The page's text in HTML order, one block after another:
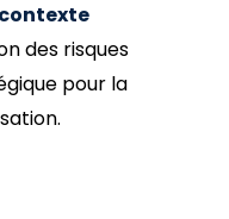
des risques
pour la